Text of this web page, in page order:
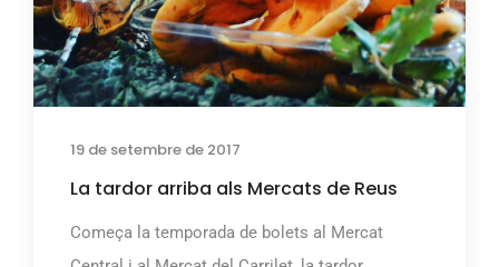
19 de setembre de 2017
La tardor arriba als Mercats de Reus
Começa la temporada de bolets al Mercat